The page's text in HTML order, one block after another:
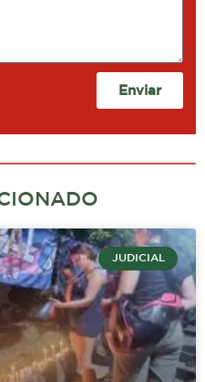
Enviar
JUDICIAL